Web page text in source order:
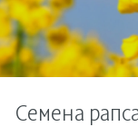
Семена